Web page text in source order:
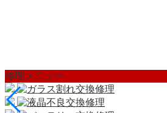
修理メニュー